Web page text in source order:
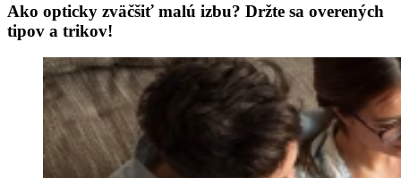
Ako opticky zväčšiť malú izbu? Držte sa overených
tipov a trikov!